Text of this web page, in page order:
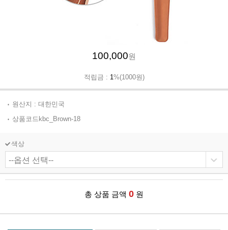
100,000원
적립금 : 1%(1000원)
원산지 : 대한민국
상품코드kbc_Brown-18
색상
총 상품 금액 0 원